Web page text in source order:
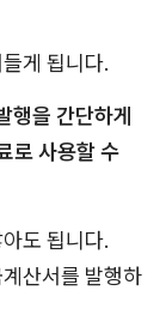
게 됩니다.
행을 간단하게
로 사용할 수
도 됩니다.
산서를 발행하